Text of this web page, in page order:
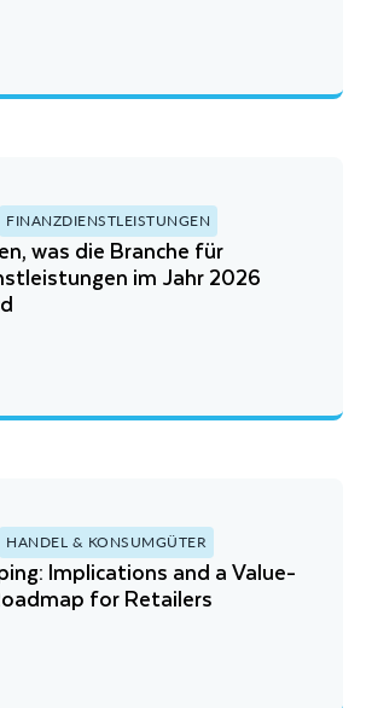
FINANZDIENSTLEISTUNGEN
was die Branche für
im Jahr 2026
HANDEL & KONSUMGÜTER
Implications and a Value-
for Retailers